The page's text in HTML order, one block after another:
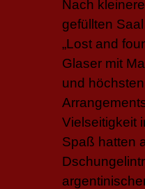
Nach
gefüllten
„Lost and
Glaser mit
und
Vielseitigkeit
Spaß hatten